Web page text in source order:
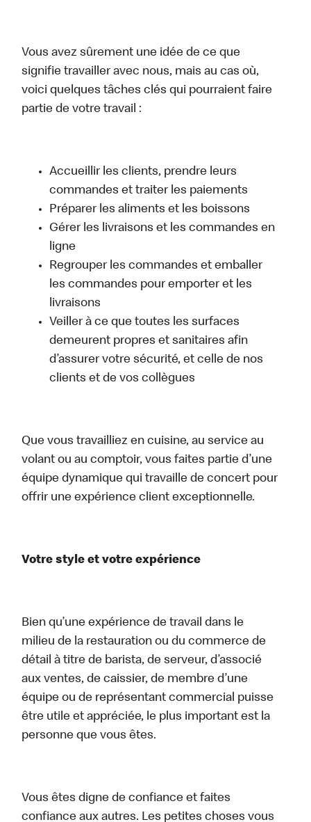
Vous avez sûrement une idée de ce que
signifie travailler avec nous, mais au cas où,
voici quelques tâches clés qui pourraient faire
partie de votre travail :
Accueillir les clients, prendre leurs
commandes et traiter les paiements
Préparer les aliments et les boissons
Gérer les livraisons et les commandes en
ligne
Regrouper les commandes et emballer
les commandes pour emporter et les
livraisons
Veiller à ce que toutes les surfaces
demeurent propres et sanitaires afin
d’assurer votre sécurité, et celle de nos
clients et de vos collègues
Que vous travailliez en cuisine, au service au
volant ou au comptoir, vous faites partie d’une
équipe dynamique qui travaille de concert pour
offrir une expérience client exceptionnelle.
Votre style et votre expérience
Bien qu’une expérience de travail dans le
milieu de la restauration ou du commerce de
détail à titre de barista, de serveur, d’associé
aux ventes, de caissier, de membre d’une
équipe ou de représentant commercial puisse
être utile et appréciée, le plus important est la
personne que vous êtes.
Vous êtes digne de confiance et faites
confiance aux autres. Les petites choses vous